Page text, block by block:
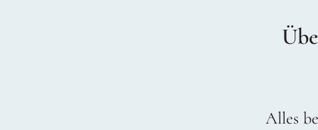
Alles